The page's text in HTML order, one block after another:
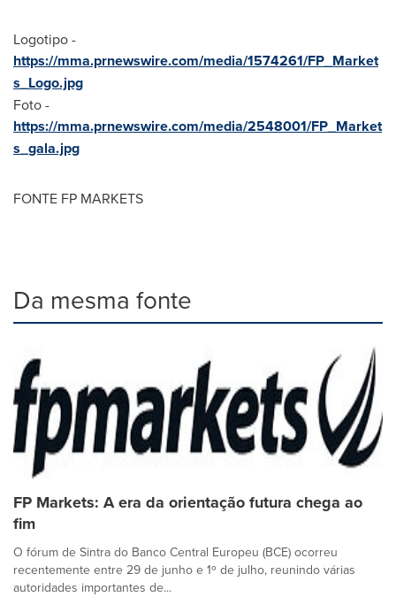
Logotipo -
https://mma.prnewswire.com/media/1574261/FP_Market
s_Logo.jpg
Foto -
https://mma.prnewswire.com/media/2548001/FP_Market
s_gala.jpg
FONTE FP MARKETS
Da mesma fonte
FP Markets: A era da orientação futura chega ao
fim
O fórum de Sintra do Banco Central Europeu (BCE) ocorreu
recentemente entre 29 de junho e 1º de julho, reunindo várias
autoridades importantes de...